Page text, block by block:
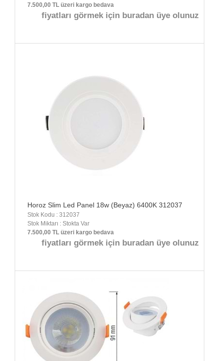
7.500,00 TL üzeri kargo bedava
fiyatları görmek için buradan üye olunuz
Horoz Slim Led Panel 18w (Beyaz) 6400K 312037
Stok Kodu : 312037
Stok Miktarı : Stokta Var
7.500,00 TL üzeri kargo bedava
fiyatları görmek için buradan üye olunuz